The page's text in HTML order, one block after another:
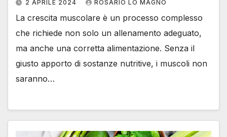
2 APRILE 2024 ROSARIO LO MAGNO
La crescita muscolare è un processo complesso
che richiede non solo un allenamento adeguato,
ma anche una corretta alimentazione. Senza il
giusto apporto di sostanze nutritive, i muscoli non
saranno…